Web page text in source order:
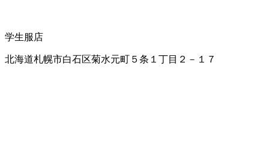
学生服店
北海道札幌市白石区菊水元町５条１丁目２－１７